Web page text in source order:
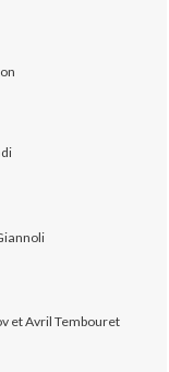
et Avril Tembouret